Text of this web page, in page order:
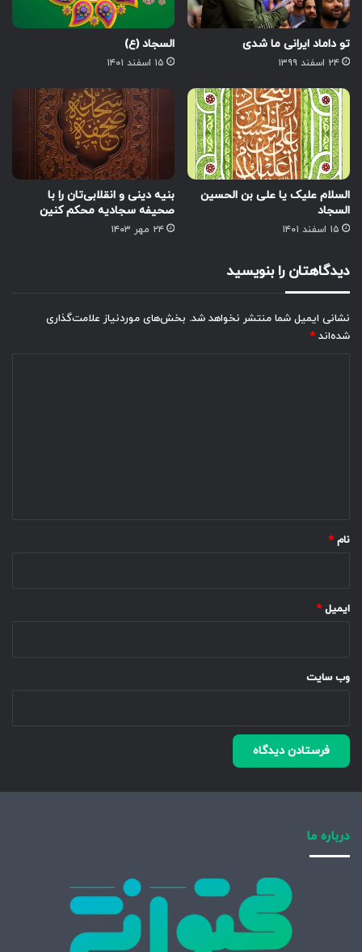
تو داماد ایرانی ما شدی
۲۴ اسفند ۱۳۹۹
السجاد (ع)
۱۵ اسفند ۱۴۰۱
السلام علیک یا علی بن الحسین
السجاد
۱۵ اسفند ۱۴۰۱
بنیه دینی و انقلابی‌تان را با
صحیفه سجادیه محکم کنین
۲۴ مهر ۱۴۰۳
دیدگاهتان را بنویسید
نشانی ایمیل شما منتشر نخواهد شد. بخش‌های موردنیاز علامت‌گذاری
شده‌اند *
نام *
ایمیل *
وب‌ سایت
درباره ما